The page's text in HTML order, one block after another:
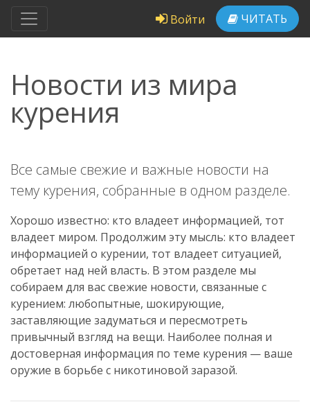
Войти ЧИТАТЬ
Новости из мира
курения
Все самые свежие и важные новости на
тему курения, собранные в одном разделе.
Хорошо известно: кто владеет информацией, тот
владеет миром. Продолжим эту мысль: кто владеет
информацией о курении, тот владеет ситуацией,
обретает над ней власть. В этом разделе мы
собираем для вас свежие новости, связанные с
курением: любопытные, шокирующие,
заставляющие задуматься и пересмотреть
привычный взгляд на вещи. Наиболее полная и
достоверная информация по теме курения — ваше
оружие в борьбе с никотиновой заразой.